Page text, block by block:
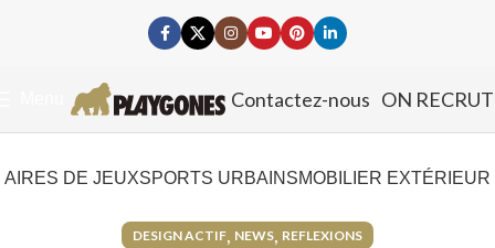
Contactez-nous ON
AIRES DE JEUXSPORTS URBAINSMOBILIER EXTÉRIEUR
DESIGN ACTIF, NEWS, REFLEXIONS